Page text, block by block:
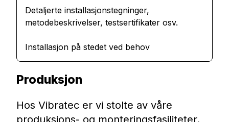
Detaljerte installasjonstegninger,
metodebeskrivelser, testsertifikater osv.
Installasjon på stedet ved behov
Produksjon
Hos Vibratec er vi stolte av våre
produksjons- og monteringsfasiliteter.